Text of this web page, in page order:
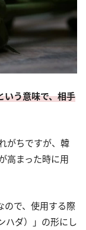
いう意味で、相手
がちですが、韓
高まった時に用
ので、使用する際
ハダ）」の形にし